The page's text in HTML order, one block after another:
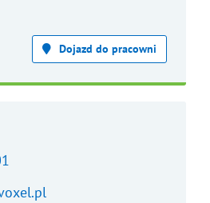
Dojazd do pracowni
numer:
na adres e-mail: